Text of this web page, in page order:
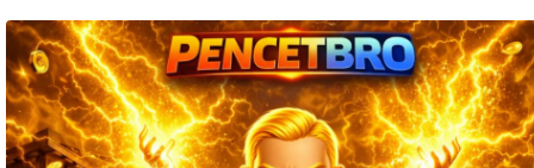
semua
rincian
akomodasi
termasuk
nomor
telepon